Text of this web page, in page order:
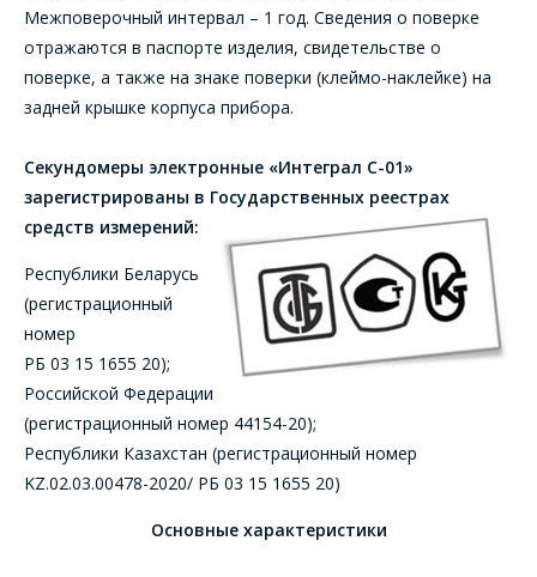
Межповерочный интервал – 1 год. Сведения о поверке
отражаются в паспорте изделия, свидетельстве о
поверке, а также на знаке поверки (клеймо-наклейке) на
задней крышке корпуса прибора.
Секундомеры электронные «Интеграл С-01»
зарегистрированы в Государственных реестрах
средств измерений:
Республики Беларусь
(регистрационный
номер
РБ 03 15 1655 20);
Российской Федерации
(регистрационный номер 44154-20);
Республики Казахстан (регистрационный номер
KZ.02.03.00478-2020/ РБ 03 15 1655 20)
Основные характеристики